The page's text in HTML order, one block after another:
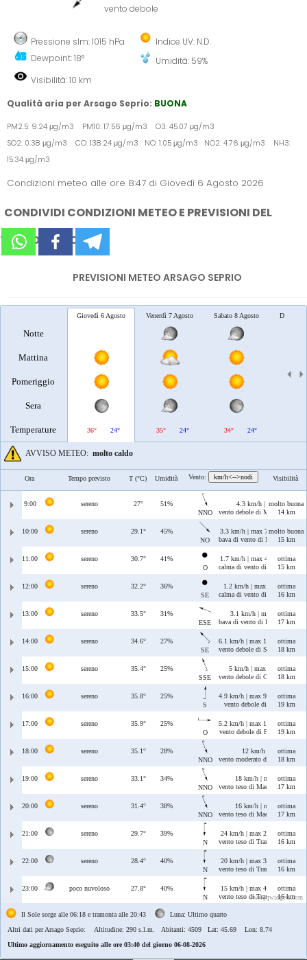
vento debole
Pressione slm: 1015 hPa
Dewpoint: 18°
Indice UV: N.D.
Umidità: 59%
Visibilità: 10 km
Qualità aria per Arsago Seprio: BUONA
PM2.5: 9.24 μg/m3 PM10: 17.56 μg/m3 O3: 45.07 μg/m3
SO2: 0.38 μg/m3 CO: 138.24 μg/m3 NO: 1.05 μg/m3 NO2: 4.76 μg/m3 NH3:
15.34 μg/m3
Condizioni meteo alle ore 8:47 di Giovedì 6 Agosto 2026
CONDIVIDI CONDIZIONI METEO E PREVISIONI DEL
TEMPO SUI SOCIAL
PREVISIONI METEO ARSAGO SEPRIO
Notte
Mattina
Pomeriggio
Sera
Temperature
Giovedì 6 Agosto
36° 24°
Venerdì 7 Agosto
35° 24°
Sabato 8 Agosto
34° 24°
AVVISO METEO: molto caldo
Ora Tempo previsto T (°C) Umidità Vento: km/h<-->nodi Visibilità
9:00 sereno 27°
51%
NNO
4.3 km/h | max 5.8 km/h
vento debole di Maestrale/
molto buona
14 km
10:00 sereno 29.1°
45%
NO
3.3 km/h | max 7.3 km/h
bava di vento di Maestrale
molto buona
15 km
11:00 sereno 30.7°
41%
O
1.7 km/h | max 4.4 km/h
calma di vento di Ponente
ottima
15 km
12:00 sereno 32.2°
36%
SE
1.2 km/h | max 9 km/h
calma di vento di Scirocco
ottima
16 km
13:00 sereno 33.5°
31%
ESE
3.1 km/h | max 8.8 km/h
bava di vento di Levante/
ottima
17 km
14:00 sereno 34.6°
27%
SE
6.1 km/h | max 11 km/h
vento debole di Scirocco
ottima
18 km
15:00 sereno 35.4°
25%
SSE
5 km/h | max 9.9 km/h
vento debole di Ostro/Scirocco
ottima
18 km
16:00 sereno 35.8°
25%
S
4.9 km/h | max 9.7 km/h
vento debole di Ostro
ottima
19 km
17:00 sereno 35.9°
25%
O
5.2 km/h | max 10 km/h
vento debole di Ponente
ottima
19 km
18:00 sereno 35.1°
28%
NNO
12 km/h | max 12 km/
vento moderato di Maestrale/
ottima
18 km
19:00 sereno 33.1°
34%
NNO
18 km/h | max 23 km/h
vento teso di Maestrale/
ottima
17 km
20:00 sereno 31.4°
38%
NNO
16 km/h | max 35 km/h
vento teso di Maestrale/
ottima
17 km
21:00 sereno 29.7°
39%
N
24 km/h | max 24 km/h
vento teso di Tramontana
ottima
16 km
22:00 sereno 28.4°
40%
N
20 km/h | max 39 km/h
vento teso di Tramontana
ottima
16 km
23:00 poco nuvoloso 27.8°
40%
N
15 km/h | max 41 km/h
vento teso di Tramontana
ottima
16 km
www.jqwidgets.com
Il Sole sorge alle 06:18 e tramonta alle 20:43
Luna: Ultimo quarto
Altri dati per Arsago Seprio: Altitudine: 290 s.l.m. Abitanti: 4509 Lat: 45.69 Lon: 8.74
Ultimo aggiornamento eseguito alle ore 03:40 del giorno 06-08-2026